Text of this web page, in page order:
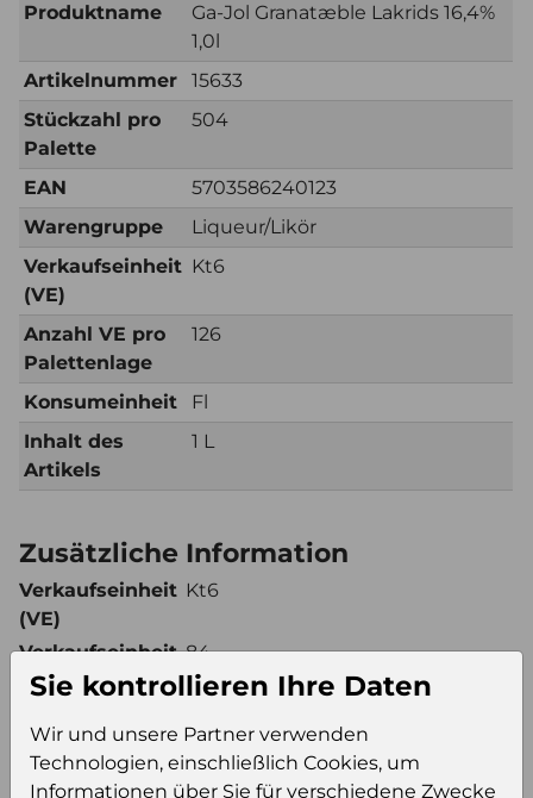
Produktname
Ga-Jol Granatæble Lakrids 16,4%
1,0l
Artikelnummer
15633
Stückzahl pro
Palette
504
EAN
5703586240123
Warengruppe
Liqueur/Likör
Verkaufseinheit
(VE)
Kt6
Anzahl VE pro
Palettenlage
126
Konsumeinheit
Fl
Inhalt des
Artikels
1 L
Zusätzliche Information
Verkaufseinheit
(VE)
Kt6
Verkaufseinheit
pro Palette
84
Stückzahl pro
Palette
504
Sie kontrollieren Ihre Daten
Wir und unsere Partner verwenden
Technologien, einschließlich Cookies, um
Informationen über Sie für verschiedene Zwecke